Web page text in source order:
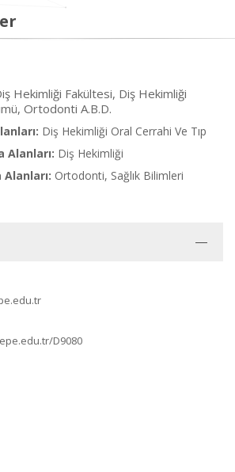
Hekimliği Fakültesi, Diş Hekimliği
Ortodonti A.B.D.
Diş Hekimliği Oral Cerrahi Ve Tıp
Alanları: Diş Hekimliği
Ortodonti, Sağlık Bilimleri
D9080